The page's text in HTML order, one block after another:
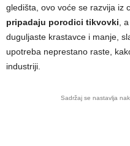
gledišta, ovo voće se razvija iz
pripadaju porodici tikvovki,
duguljaste krastavce i manje,
upotreba neprestano raste,
industriji.
Sadržaj se nastavlja